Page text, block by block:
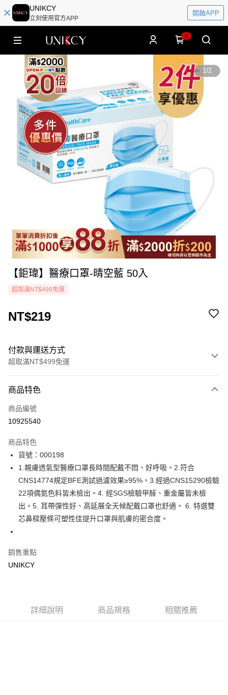
UNIKCY
立刻使用官方APP
開啟APP
0
1/2
【鉅瑋】醫療口罩-晴空藍 50入
超取滿NT$499免運
NT$219
付款與運送方式
超取滿NT$499免運
icash Pay
信用卡一次付款
LINE Pay
Apple Pay
街口支付
悠遊付
運送方式
7-11取貨付款［需3-5個工作天不含預購商品］
每筆NT$70，滿NT$499(含以上)免運費
商品特色
商品編號
10925540
商品特色
貨號：000198
1.親膚透氣型醫療口罩長時間配戴不悶、好呼吸。2.符合
CNS14774規定BFE測試過濾效果≥95%。3.經過CNS15290檢驗
22項偶氮色料皆未檢出。4. 經SGS檢驗甲醛、重金屬皆未檢
出。5. 耳帶彈性好、高延展全天候配戴口罩也舒適。 6. 特選雙
芯鼻樑壓條可塑性佳提升口罩與肌膚的密合度。
銷售重點
UNIKCY
詳細說明 商品規格 相關推薦